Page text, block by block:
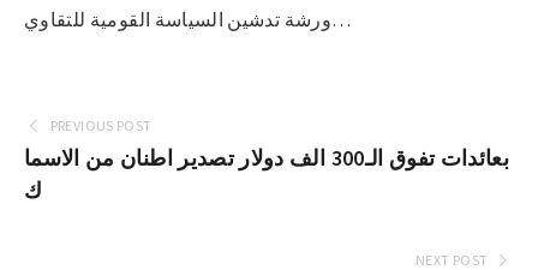
ورشة تدشين السياسة القومية للتقاوي…
PREVIOUS POST
بعائدات تفوق الـ300 الف دولار تصدير اطنان من الاسما
ك
NEXT POST